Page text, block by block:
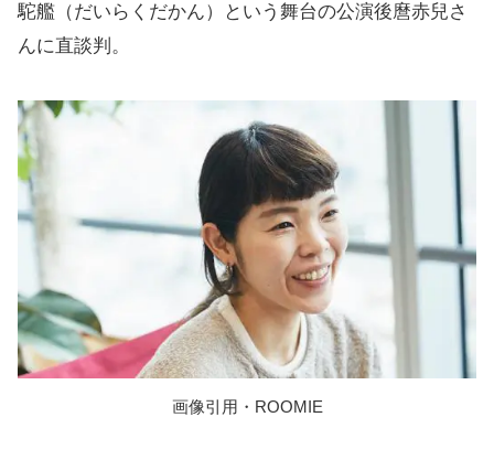
駝艦（だいらくだかん）という舞台の公演後麿赤兒さ
んに直談判。
画像引用・ROOMIE